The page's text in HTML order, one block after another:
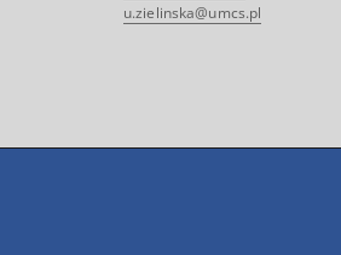
u.zielinska@umcs.pl